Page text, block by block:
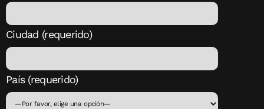
Ciudad (requerido)
País (requerido)